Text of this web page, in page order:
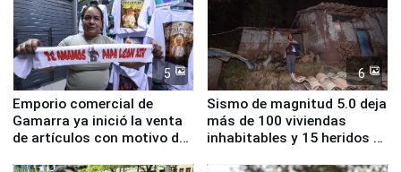
5
Emporio comercial de
Gamarra ya inició la venta
de artículos con motivo de
6
Sismo de magnitud 5.0 deja
más de 100 viviendas
inhabitables y 15 heridos en